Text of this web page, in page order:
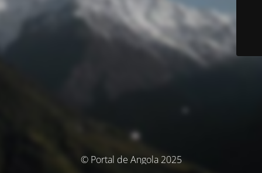
© Portal de Angola 2025